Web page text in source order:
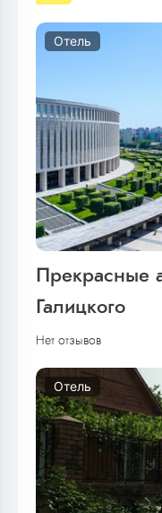
Отель
Прекрасные
Галицкого
Нет отзывов
Отель